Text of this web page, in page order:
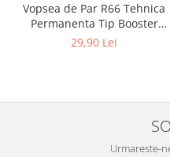
Vopsea de Par R66 Tehnica
Permanenta Tip Booster
Rosu - Fanola Color Cream
29,90 Lei
Urmareste-